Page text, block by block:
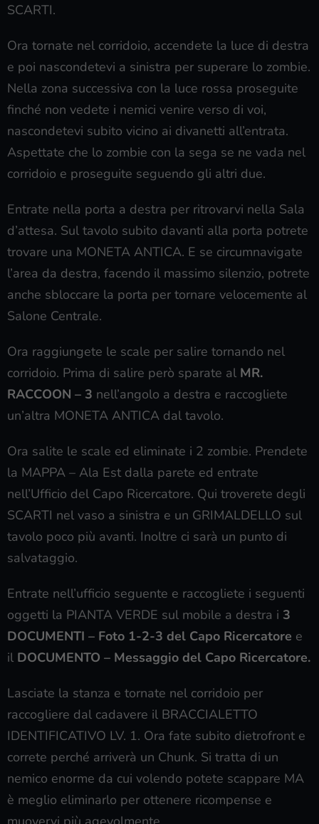
SCARTI.
Ora tornate nel corridoio, accendete la luce di destra
e poi nascondetevi a sinistra per superare lo zombie.
Nella zona successiva con la luce rossa proseguite
finché non vedete i nemici venire verso di voi,
nascondetevi subito vicino ai divanetti all’entrata.
Aspettate che lo zombie con la sega se ne vada nel
corridoio e proseguite seguendo gli altri due.
Entrate nella porta a destra per ritrovarvi nella Sala
d’attesa. Sul tavolo subito davanti alla porta potrete
trovare una MONETA ANTICA. E se circumnavigate
l’area da destra, facendo il massimo silenzio, potrete
anche sbloccare la porta per tornare velocemente al
Salone Centrale.
Ora raggiungete le scale per salire tornando nel
corridoio. Prima di salire però sparate al MR.
RACCOON – 3 nell’angolo a destra e raccogliete
un’altra MONETA ANTICA dal tavolo.
Ora salite le scale ed eliminate i 2 zombie. Prendete
la MAPPA – Ala Est dalla parete ed entrate
nell’Ufficio del Capo Ricercatore. Qui troverete degli
SCARTI nel vaso a sinistra e un GRIMALDELLO sul
tavolo poco più avanti. Inoltre ci sarà un punto di
salvataggio.
Entrate nell’ufficio seguente e raccogliete i seguenti
oggetti la PIANTA VERDE sul mobile a destra i 3
DOCUMENTI – Foto 1-2-3 del Capo Ricercatore e
il DOCUMENTO – Messaggio del Capo Ricercatore.
Lasciate la stanza e tornate nel corridoio per
raccogliere dal cadavere il BRACCIALETTO
IDENTIFICATIVO LV. 1. Ora fate subito dietrofront e
correte perché arriverà un Chunk. Si tratta di un
nemico enorme da cui volendo potete scappare MA
è meglio eliminarlo per ottenere ricompense e